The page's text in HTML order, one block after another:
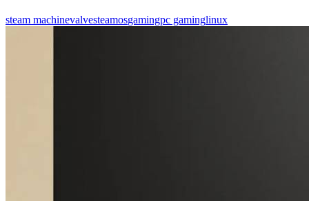
steam machinevalvesteamosgamingpc gaminglinux